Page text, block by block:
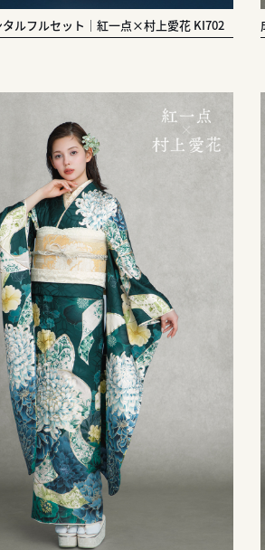
ルフルセット｜紅一点×村上愛花 KI702